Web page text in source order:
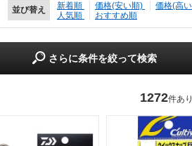
並び替え 新着順 価格(安い順)
価格(高
人気順
おすすめ順
さらに条件を絞って検索
1272件あ